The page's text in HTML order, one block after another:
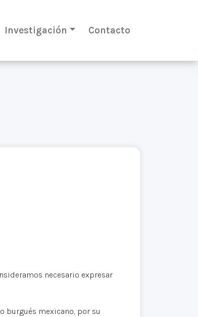
Investigación Contacto
necesario expresar
burgués mexicano, por su